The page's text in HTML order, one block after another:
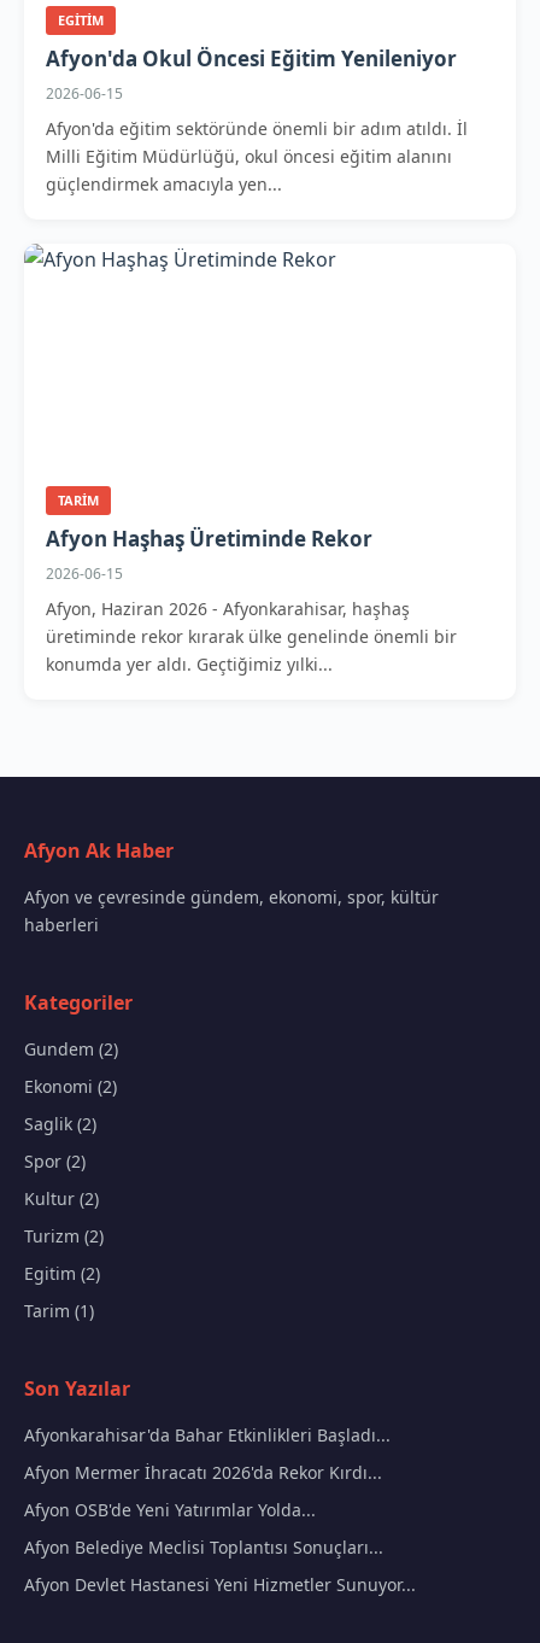
EGITIM
Afyon'da Okul Öncesi Eğitim Yenileniyor
2026-06-15
Afyon'da eğitim sektöründe önemli bir adım atıldı. İl
Milli Eğitim Müdürlüğü, okul öncesi eğitim alanını
güçlendirmek amacıyla yen...
TARIM
Afyon Haşhaş Üretiminde Rekor
2026-06-15
Afyon, Haziran 2026 - Afyonkarahisar, haşhaş
üretiminde rekor kırarak ülke genelinde önemli bir
konumda yer aldı. Geçtiğimiz yılki...
Afyon Ak Haber
Afyon ve çevresinde gündem, ekonomi, spor, kültür
haberleri
Kategoriler
Gundem (2)
Ekonomi (2)
Saglik (2)
Spor (2)
Kultur (2)
Turizm (2)
Egitim (2)
Tarim (1)
Son Yazılar
Afyonkarahisar'da Bahar Etkinlikleri Başladı...
Afyon Mermer İhracatı 2026'da Rekor Kırdı...
Afyon OSB'de Yeni Yatırımlar Yolda...
Afyon Belediye Meclisi Toplantısı Sonuçları...
Afyon Devlet Hastanesi Yeni Hizmetler Sunuyor...